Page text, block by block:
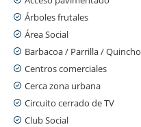
Árboles frutales
Área Social
Barbacoa / Parrilla / Quincho
Centros comerciales
Cerca zona urbana
Circuito cerrado de TV
Club Social